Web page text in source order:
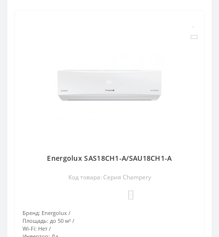
Energolux SAS18CH1-A/SAU18CH1-A
Код товара: Серия Champery
Бренд: Energolux
Площадь: до 50 м²
Wi-Fi: Нет